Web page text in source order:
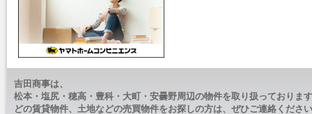
吉田商事は、
松本・塩尻・穂高・豊科・大町・安曇野周辺の物件を取り扱っておりま
どの賃貸物件、土地などの売買物件をお探しの方は、ぜひご連絡くださ